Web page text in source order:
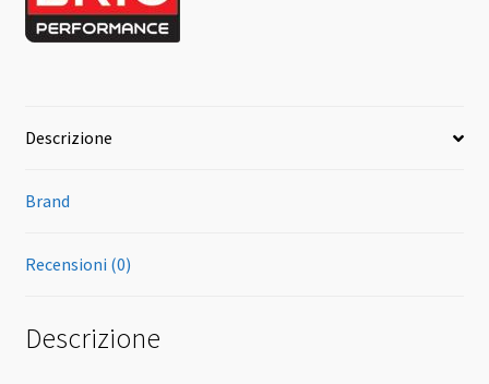
Descrizione
Brand
Recensioni (0)
Descrizione